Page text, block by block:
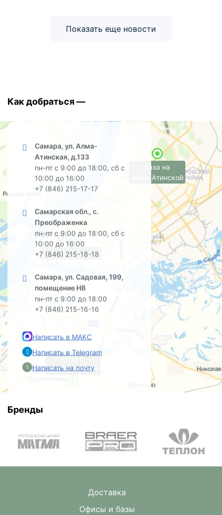
Показать еще новости
Как добраться —
Самара, ул. Алма-
Атинская, д.133
пн-пт с 9:00 до 18:00, сб с
10:00 до 16:00
+7 (846) 215-17-17
Самарская обл., с.
Преображенка
пн-пт с 9:00 до 18:00, сб с
10:00 до 16:00
+7 (846) 215-18-18
Самара, ул. Садовая, 199,
помещение Н8
пн-пт с 9:00 до 18:00
+7 (846) 215-16-16
Написать в МАКС
Написать в Telegram
Написать на почту
офис на Садовой
база в
Преображенке
база на
Алма-Атинской
Бренды
Доставка
Офисы и базы